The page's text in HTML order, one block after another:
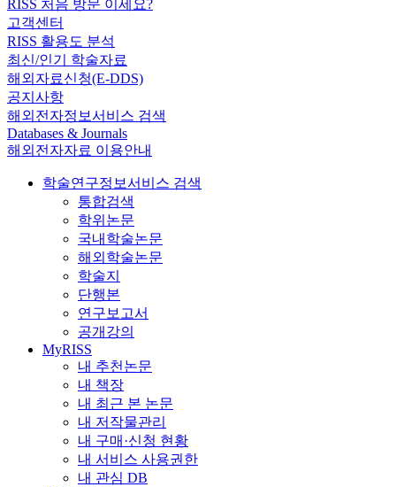
RISS 처음 방문 이세요?
고객센터
RISS 활용도 분석
최신/인기 학술자료
해외자료신청(E-DDS)
공지사항
해외전자정보서비스 검색
Databases & Journals
해외전자자료 이용안내
학술연구정보서비스 검색
통합검색
학위논문
국내학술논문
해외학술논문
학술지
단행본
연구보고서
공개강의
MyRISS
내 추천논문
내 책장
내 최근 본 논문
내 저작물관리
내 구매·신청 현황
내 서비스 사용권한
내 관심 DB